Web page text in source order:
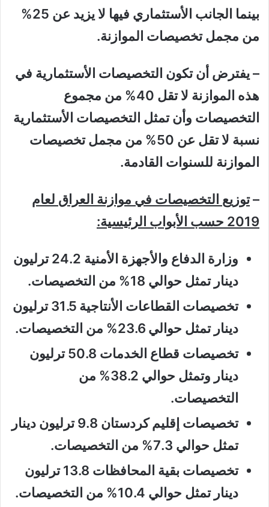
بينما الجانب الأستثماري فيها لا يزيد عن 25%
من مجمل تخصيصات الموازنة.
– يفترض أن تكون التخصيصات الأستثمارية في
هذه الموازنة لا تقل 40% من مجموع
التخصيصات وأن تمثل التخصيصات الأستثمارية
نسبة لا تقل عن 50% من مجمل تخصيصات
الموازنة للسنوات القادمة.
–توزيع التخصيصات في موازنة العراق لعام
2019 حسب الأبواب الرئيسية:
وزارة الدفاع والأجهزة الأمنية 24.2 ترليون
دينار تمثل حوالي 18% من التخصيصات.
تخصيصات القطاعات الأنتاجية 31.5 ترليون
دينار تمثل حوالي 23.6% من التخصيصات.
تخصيصات قطاع الخدمات 50.8 ترليون
دينار وتمثل حوالي 38.2% من
التخصيصات.
تخصيصات إقليم كردستان 9.8 ترليون دينار
تمثل حوالي 7.3% من التخصيصات.
تخصيصات بقية المحافظات 13.8 ترليون
دينار تمثل حوالي 10.4% من التخصيصات.